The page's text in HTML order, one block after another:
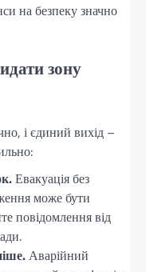
на безпеку значно
зону
і єдиний вихід –
Евакуація без
може бути
повідомлення від
Аварійний